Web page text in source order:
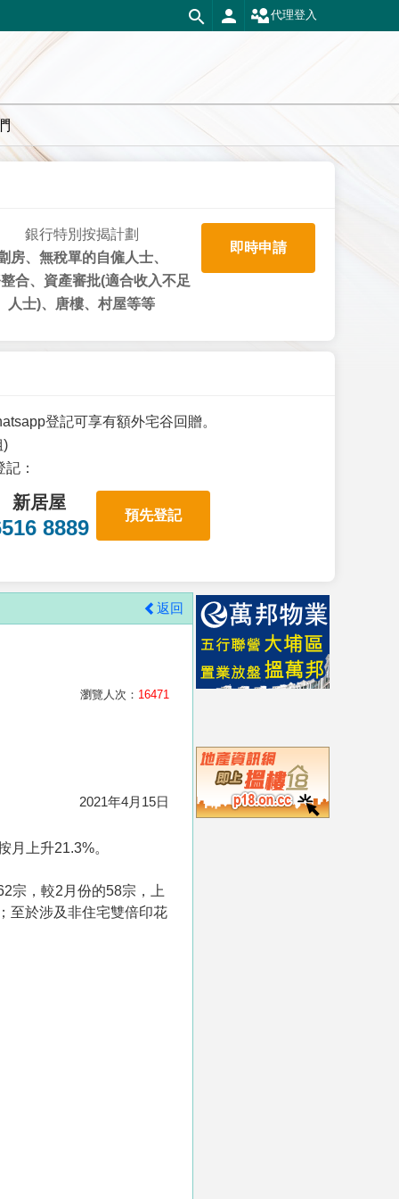
代理登入
銀行特別按揭計劃
房、無稅單的自僱人士、
合、資產審批(適合收入不足
人士)、唐樓、村屋等等
即時申請
登記可享有額外宅谷回贈。
)
：
新居屋
8889
預先登記
返回
瀏覽人次： 16471
2021年4月15日
月上升21.3%。
宗，較2月份的58宗，上
至於涉及非住宅雙倍印花